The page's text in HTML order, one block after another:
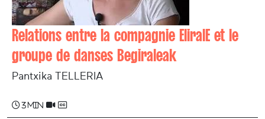
Relations entre la compagnie EliralE et le
groupe de danses Begiraleak
Pantxika TELLERIA
3 min